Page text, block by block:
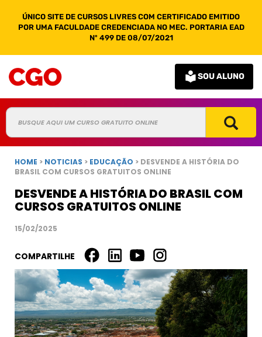
ÚNICO SITE DE CURSOS LIVRES COM CERTIFICADO EMITIDO
POR UMA FACULDADE CREDENCIADA NO MEC. PORTARIA EAD
Nº 499 DE 08/07/2021
SOU ALUNO
HOME > NOTICIAS > EDUCAÇÃO > DESVENDE A HISTÓRIA DO
BRASIL COM CURSOS GRATUITOS ONLINE
DESVENDE A HISTÓRIA DO BRASIL COM
CURSOS GRATUITOS ONLINE
15/02/2025
COMPARTILHE